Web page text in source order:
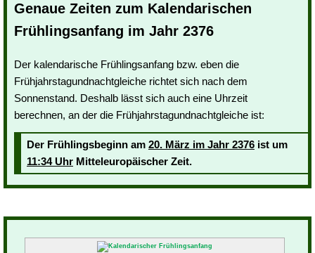
Genaue Zeiten zum Kalendarischen
Frühlingsanfang im Jahr 2376
Der kalendarische Frühlingsanfang bzw. eben die
Frühjahrstagundnachtgleiche richtet sich nach dem
Sonnenstand. Deshalb lässt sich auch eine Uhrzeit
berechnen, an der die Frühjahrstagundnachtgleiche ist:
Der Frühlingsbeginn am 20. März im Jahr 2376 ist um
11:34 Uhr Mitteleuropäischer Zeit.